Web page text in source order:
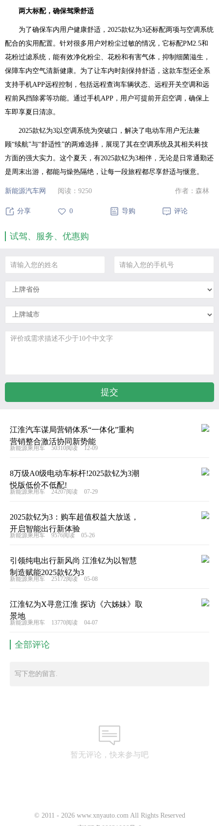
两大标配，确保驾乘舒适
为了确保车内用户健康舒适，2025款钇为3还标配两项与空调系统
配合的实用配置。针对很多用户对粉尘过敏的情况，它标配PM2.5和
花粉过滤系统，能有效净化粉尘、花粉和有害气体，抑制细菌滋生，
保障车内空气清新健康。为了让车内时刻保持舒适，这款车型还全系
支持手机APP远程控制，包括远程查询车辆状态、远程开关空调和远
程前风挡除雾等功能。通过手机APP，用户可提前开启空调，确保上
车即享夏日清凉。
2025款钇为3以空调系统为突破口，解决了电动车用户无法兼
顾“续航”与“舒适性”的两难选择，展现了其在空调系统及其相关科技
方面的强大实力。这个夏天，有2025款钇为3相伴，无论是日常通勤还
是周末出游，都能与燥热隔绝，让每一段旅程都尽享舒适与惬意。
新能源汽车网 阅读： 9250 作者：森林
分享 0 导购 评论
试驾、服务、优惠购
江淮汽车谋局营销体系“一体化”重构
营销整合激活协同新势能
新能源乘用车 50310阅读 12-09
8万级A0级电动车标杆!2025款钇为3潮
悦版低价不低配!
新能源乘用车 24207阅读 07-29
2025款钇为3：购车超值权益大放送，
开启智能出行新体验
新能源乘用车 9576阅读 05-26
引领纯电出行新风尚 江淮钇为以智慧
制造赋能2025款钇为3
新能源乘用车 25172阅读 05-08
江淮钇为X寻意江淮 探访《六姊妹》取
景地
新能源乘用车 13770阅读 04-07
全部评论
写下您的留言.
暂无评论，快来参与吧
© 2011 - 2026www.xnyauto.com All Rights Reserved